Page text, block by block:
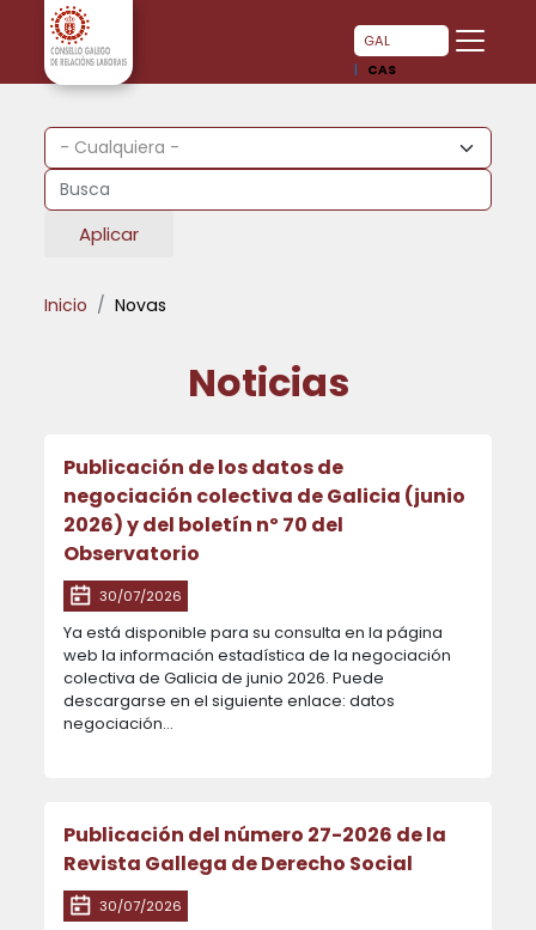
Pasar al contenido principal
GAL
CAS
Aplicar
Inicio Novas
Noticias
Publicación de los datos de
negociación colectiva de Galicia (junio
2026) y del boletín nº 70 del
Observatorio
30/07/2026
Ya está disponible para su consulta en la página
web la información estadística de la negociación
colectiva de Galicia de junio 2026. Puede
descargarse en el siguiente enlace: datos
negociación...
Publicación del número 27-2026 de la
Revista Gallega de Derecho Social
30/07/2026